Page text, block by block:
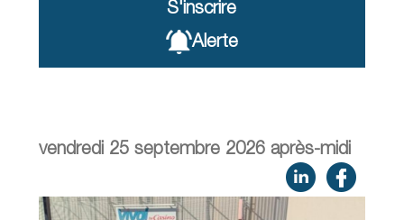
S'inscrire
Alerte
vendredi 25 septembre 2026 après-midi